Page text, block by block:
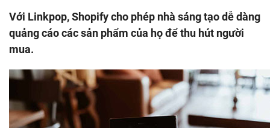
Với Linkpop, Shopify cho phép nhà sáng tạo dễ dàng
quảng cáo các sản phẩm của họ để thu hút người
mua.